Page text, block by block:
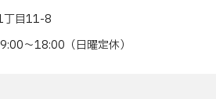
丁目11-8
〜18:00（日曜定休）